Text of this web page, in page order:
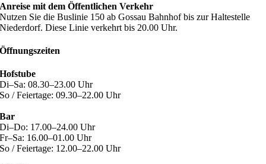
Anreise mit dem Öffentlichen Verkehr
Nutzen Sie die Buslinie 150 ab Gossau Bahnhof bis zur Haltestelle
Niederdorf. Diese Linie verkehrt bis 20.00 Uhr.
Öffnungszeiten
Hofstube
Di–Sa: 08.30–23.00 Uhr
So / Feiertage: 09.30–22.00 Uhr
Bar
Di–Do: 17.00–24.00 Uhr
Fr–Sa: 16.00–01.00 Uhr
So / Feiertage: 12.00–22.00 Uhr